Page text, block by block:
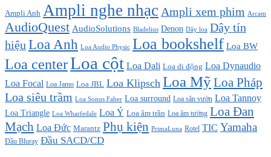
Ampli Anh Ampli nghe nhạc Ampli xem phim Arcam
AudioQuest AudioSolutions Bladelius Denon Dây loa Dây tín
hiệu Loa Anh Loa Audio Physic Loa bookshelf Loa BW
Loa centerLoa cột Loa Dali Loa di động Loa Dynaudio
Loa Focal Loa Jamo Loa JBL Loa Klipsch Loa MỹLoa Pháp
Loa siêu trầm Loa Sonus Faber Loa surround Loa sân vườn Loa Tannoy
Loa Triangle Loa Wharfedale Loa Ý Loa âm trần Loa âm tường Loa Đan
Mạch Loa Đức Marantz Phụ kiện PrimaLuna Rotel TIC Yamaha
Đầu Bluray Đầu SACD/CD